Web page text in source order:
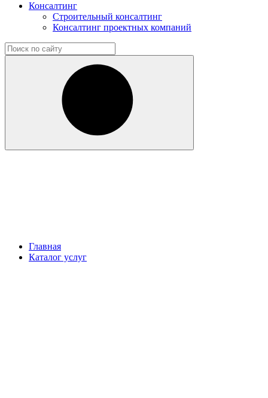
Консалтинг
Строительный консалтинг
Консалтинг проектных компаний
Главная
Каталог услуг